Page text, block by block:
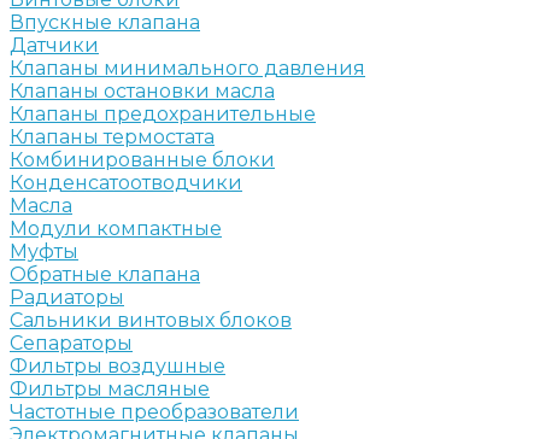
Впускные клапана
Датчики
Клапаны минимального давления
Клапаны остановки масла
Клапаны предохранительные
Клапаны термостата
Комбинированные блоки
Конденсатоотводчики
Масла
Модули компактные
Муфты
Обратные клапана
Радиаторы
Сальники винтовых блоков
Сепараторы
Фильтры воздушные
Фильтры масляные
Частотные преобразователи